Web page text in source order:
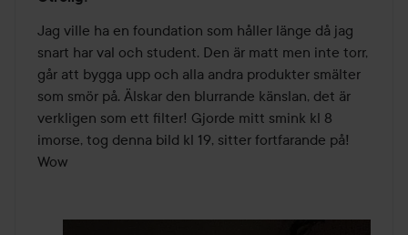
5
av
5
Jag ville ha en foundation som håller länge då jag
snart har val och student. Den är matt men inte torr,
går att bygga upp och alla andra produkter smälter
som smör på. Älskar den blurrande känslan, det är
verkligen som ett filter! Gjorde mitt smink kl 8
imorse, tog denna bild kl 19, sitter fortfarande på!
Wow